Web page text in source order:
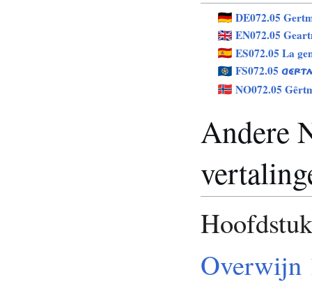
DE072.05
EN072.05
ES072.05 La
FS072.05
NO072.05
Andere
Overwijn